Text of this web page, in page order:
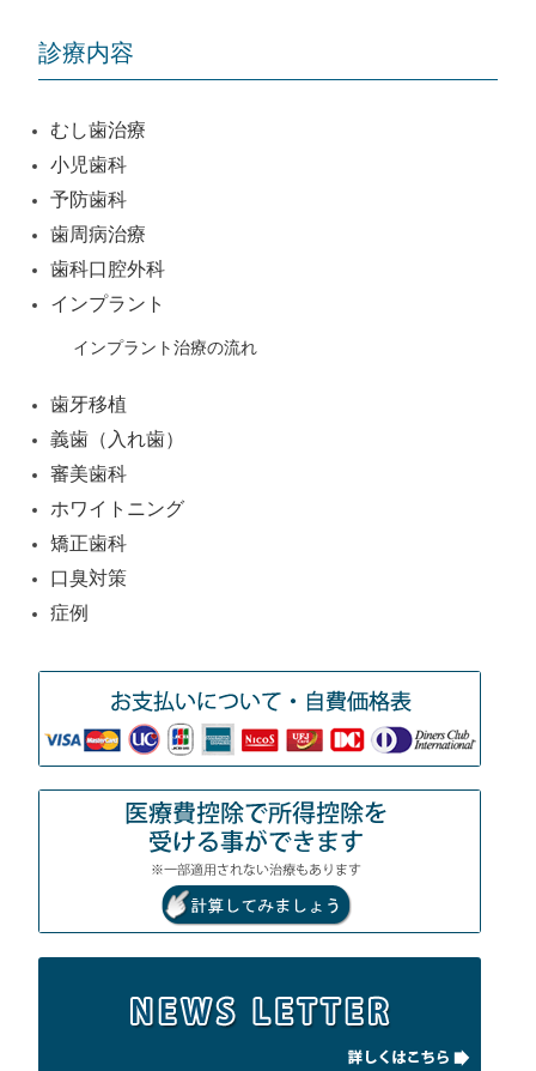
診療内容
むし歯治療
小児歯科
予防歯科
歯周病治療
歯科口腔外科
インプラント
インプラント治療の流れ
歯牙移植
義歯（入れ歯）
審美歯科
ホワイトニング
矯正歯科
口臭対策
症例